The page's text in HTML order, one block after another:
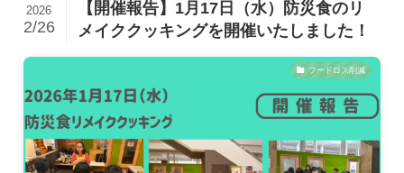
【開催報告】1月17日（水）防災食のリ
メイククッキングを開催いたしました！
2026
2/26
フードロス削減